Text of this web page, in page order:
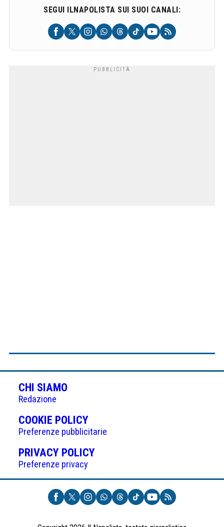
SEGUI ILNAPOLISTA SUI SUOI CANALI:
CHI SIAMO
Redazione
COOKIE POLICY(APRE
IN
UNA
NUOVA
Preferenze pubblicitarie
PRIVACY POLICY(APRE
UNA
NUOVA
SCHEDA)
Preferenze privacy